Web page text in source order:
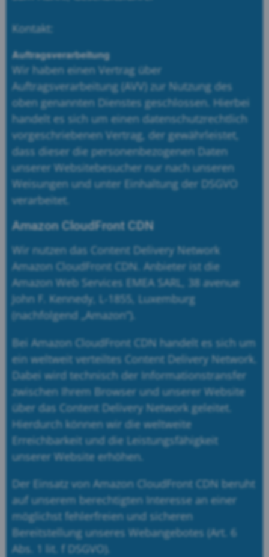
Kontakt:
Auftragsverarbeitung
Wir haben einen Vertrag über
Auftragsverarbeitung (AVV) zur Nutzung des
oben genannten Dienstes geschlossen. Hierbei
handelt es sich um einen datenschutzrechtlich
vorgeschriebenen Vertrag, der gewährleistet,
dass dieser die personenbezogenen Daten
unserer Websitebesucher nur nach unseren
Weisungen und unter Einhaltung der DSGVO
verarbeitet.
Amazon CloudFront CDN
Wir nutzen das Content Delivery Network
Amazon CloudFront CDN. Anbieter ist die
Amazon Web Services EMEA SARL, 38 avenue
John F. Kennedy, L-1855, Luxemburg
(nachfolgend „Amazon“).
Bei Amazon CloudFront CDN handelt es sich um
ein weltweit verteiltes Content Delivery Network.
Dabei wird technisch der Informationstransfer
zwischen Ihrem Browser und unserer Website
über das Content Delivery Network geleitet.
Hierdurch können wir die weltweite
Erreichbarkeit und die Leistungsfähigkeit
unserer Website erhöhen.
Der Einsatz von Amazon CloudFront CDN beruht
auf unserem berechtigten Interesse an einer
möglichst fehlerfreien und sicheren
Bereitstellung unseres Webangebotes (Art. 6
Abs. 1 lit. f DSGVO).